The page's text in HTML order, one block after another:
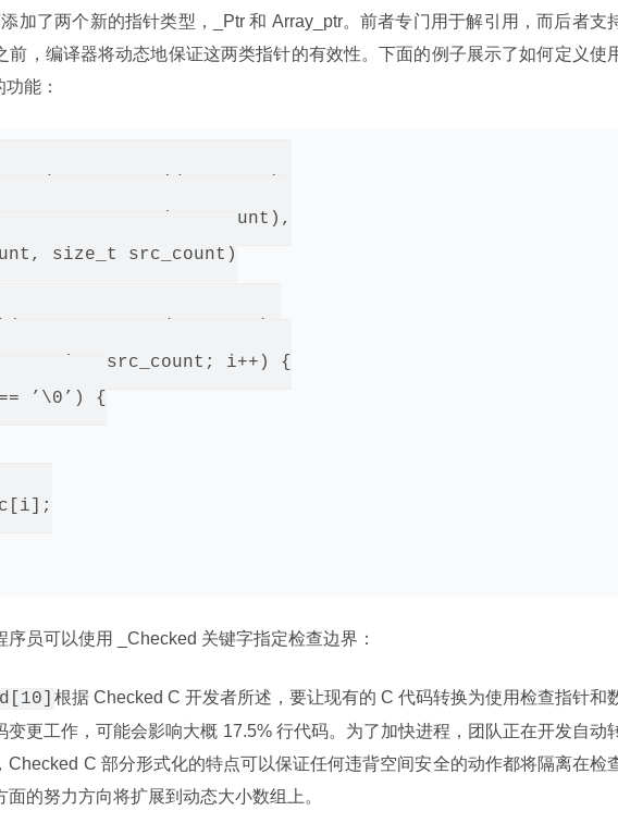
加了两个新的指针类型，_Ptr 和 Array_ptr。前者专门用于解引用，而后者支
前，编译器将动态地保证这两类指针的有效性。下面的例子展示了如何定义使
能：
src : count(src_count),
size_t src_count)
0; i < src_count; i++) {
’\0’) {
员可以使用 _Checked 关键字指定检查边界：
根据 Checked C 开发者所述，要让现有的 C 代码转换为使用检查指针和
变更工作，可能会影响大概 17.5% 行代码。为了加快进程，团队正在开发自动
Checked C 部分形式化的特点可以保证任何违背空间安全的动作都将隔离在检
的努力方向将扩展到动态大小数组上。